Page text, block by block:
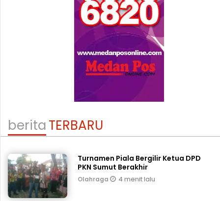
beritaTERBARU
Turnamen Piala Bergilir Ketua DPD
PKN Sumut Berakhir
Olahraga 4 menit lalu